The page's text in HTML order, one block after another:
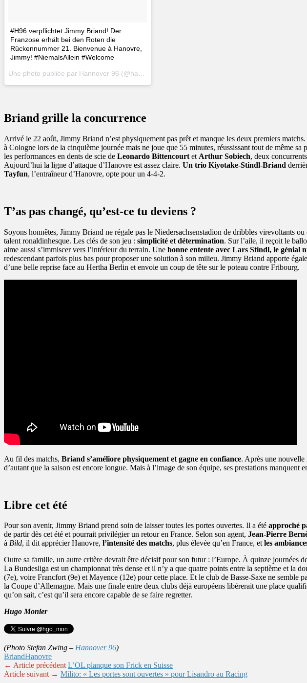
#H96 verpflichtet Jimmy Briand! Der
Franzose erhält bei den Roten die
Rückennummer 21. Bienvenue à Hanovre,
Jimmy! #NiemalsAllein #Welcome
Briand grille la concurrence
Arrivé le 22 août, Jimmy Briand n’est physiquement pas prêt et manque les deux premiers
à Cologne lors de la cinquième journée mais ne joue que 55 minutes, réussissant tout de même sa
les performances en dents de scie de Leonardo Bittencourt et Arthur Sobiech, deux
Aujourd’hui la ligne d’attaque d’Hanovre est assez claire. Un trio Kiyotake-Stindl-Briand
Tayfun, l’entraîneur d’Hanovre, opte pour un 4-4-2.
T’as pas changé, qu’est-ce tu deviens ?
Soyons honnêtes, Jimmy Briand ne régale pas le Niedersachsenstadion de dribbles virevoltants
talent ronaldinhesque. Les clés de son jeu : simplicité et détermination. Sur l’aile, il reçoit le
aime aussi s’immiscer vers l’intérieur du terrain. Une bonne entente avec Lars Stindl, le génial
redescendant parfois plus bas pour proposer une solution à son milieu. Jimmy Briand apporte
d’une belle reprise face au Hertha Berlin et envoie un coup de tête sur le poteau contre Fribourg.
Au fil des matchs, Briand s’améliore physiquement et gagne en confiance. Après une
d’autant que la saison est encore longue. Mais à l’image de son équipe, ses prestations manquent
Libre cet été
Pour son avenir, Jimmy Briand prend soin de laisser toutes les portes ouvertes. Il a été approché
de partir dès cet été et pourrait privilégier un retour en France. Selon son agent, Jean-Pierre
à Bild, il dit apprécier Hanovre, l’intensité des matchs, plus élevée qu’en France, etles
Outre sa famille, un autre critère devrait être décisif pour son futur : l’Europe. À quinze journées
La Bundesliga est un championnat très dense et il n’y a que quatre points entre la septième et
(7e), voire Francfort (9e) et Mayence (12e) pour cette place. Et le club de Basse-Saxe ne
la Coupe d’Allemagne. Mais une finale entre deux clubs déjà européens libérerait une place
qu’on sait, c’est qu’il sera encore capable de se faire regretter.
Hugo Monier
(Photo Stefan Zwing – Hannover 96)
BriandHanovre
← Article précédentL’OL planque son Frick en Suisse
Article suivant → Milito: « Les portes sont ouvertes » pour Lisandro au Racing